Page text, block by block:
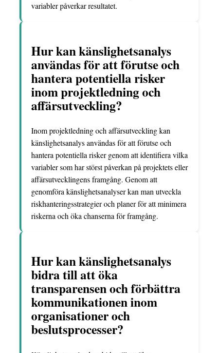
variabler påverkar resultatet.
Hur kan känslighetsanalys
användas för att förutse och
hantera potentiella risker
inom projektledning och
affärsutveckling?
Inom projektledning och affärsutveckling kan
känslighetsanalys användas för att förutse och
hantera potentiella risker genom att identifiera vilka
variabler som har störst påverkan på projektets eller
affärsutvecklingens framgång. Genom att
genomföra känslighetsanalyser kan man utveckla
riskhanteringsstrategier och planer för att minimera
riskerna och öka chanserna för framgång.
Hur kan känslighetsanalys
bidra till att öka
transparensen och förbättra
kommunikationen inom
organisationer och
beslutsprocesser?